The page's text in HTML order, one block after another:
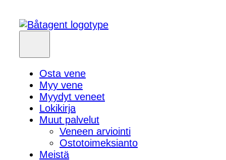
Osta vene
Myy vene
Myydyt veneet
Lokikirja
Muut palvelut
Veneen arviointi
Ostotoimeksianto
Meistä